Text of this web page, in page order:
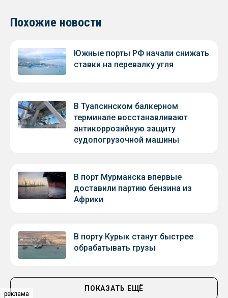
реклама
реклама
Похожие новости
Южные порты РФ начали снижать
ставки на перевалку угля
В Туапсинском балкерном
терминале восстанавливают
антикоррозийную защиту
судопогрузочной машины
В порт Мурманска впервые
доставили партию бензина из
Африки
В порту Курык станут быстрее
обрабатывать грузы
ПОКАЗАТЬ ЕЩЁ